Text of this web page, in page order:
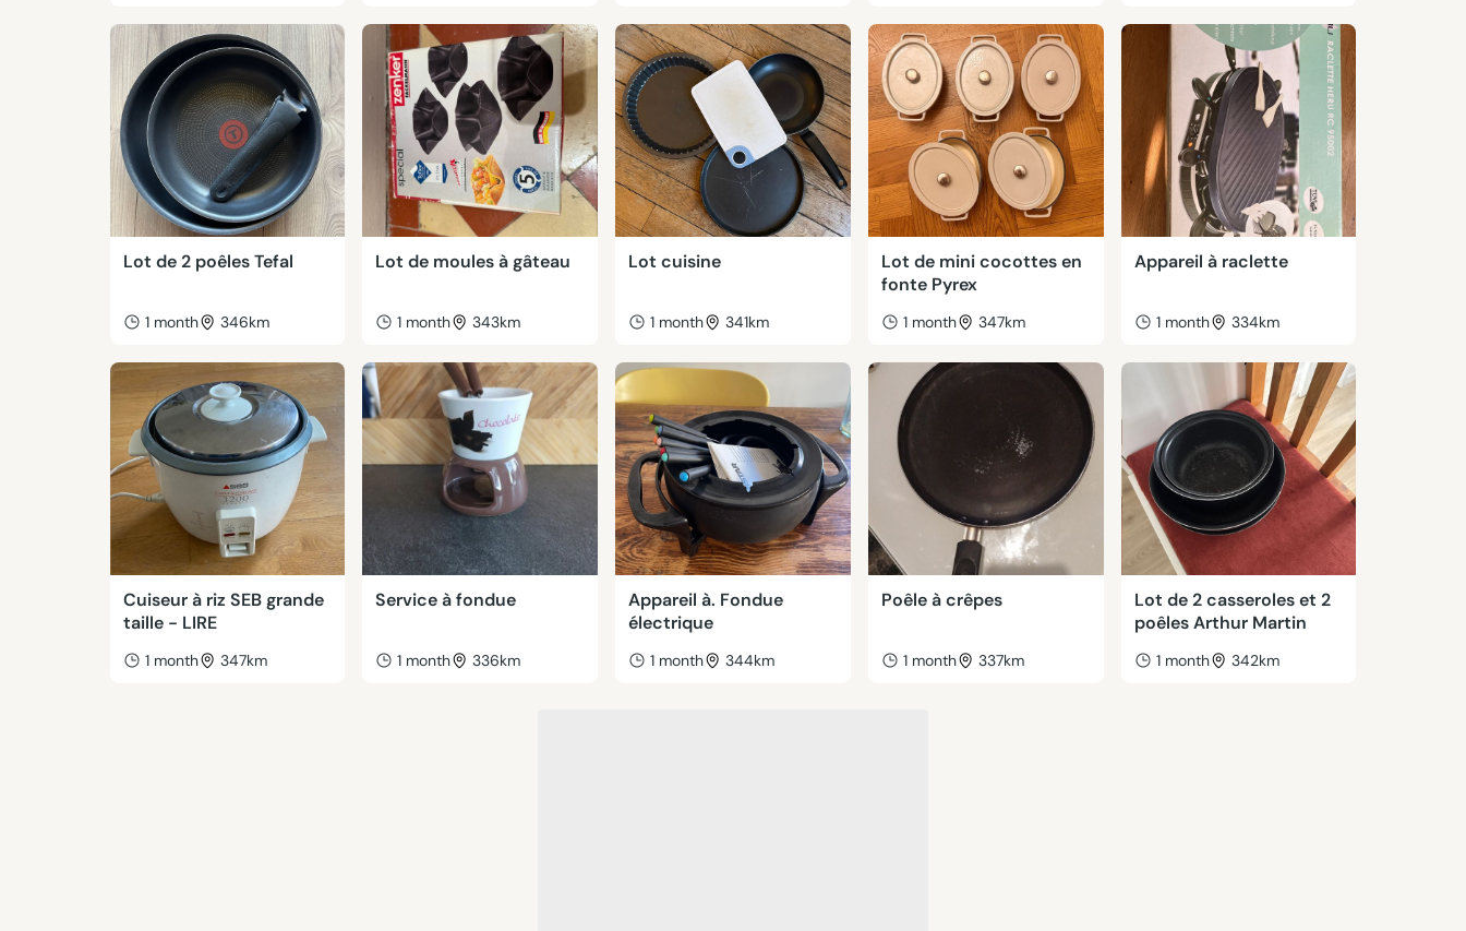
Lot de 2 poêles Tefal
1 month 346km
Lot de moules à gâteau
1 month 343km
Lot cuisine
1 month 341km
Lot de mini cocottes en
fonte Pyrex
1 month 347km
Appareil à raclette
1 month 334km
Cuiseur à riz SEB grande
taille - LIRE
1 month 347km
Service à fondue
1 month 336km
Appareil à. Fondue
électrique
1 month 344km
Poêle à crêpes
1 month 337km
Lot de 2 casseroles et 2
poêles Arthur Martin
1 month 342km